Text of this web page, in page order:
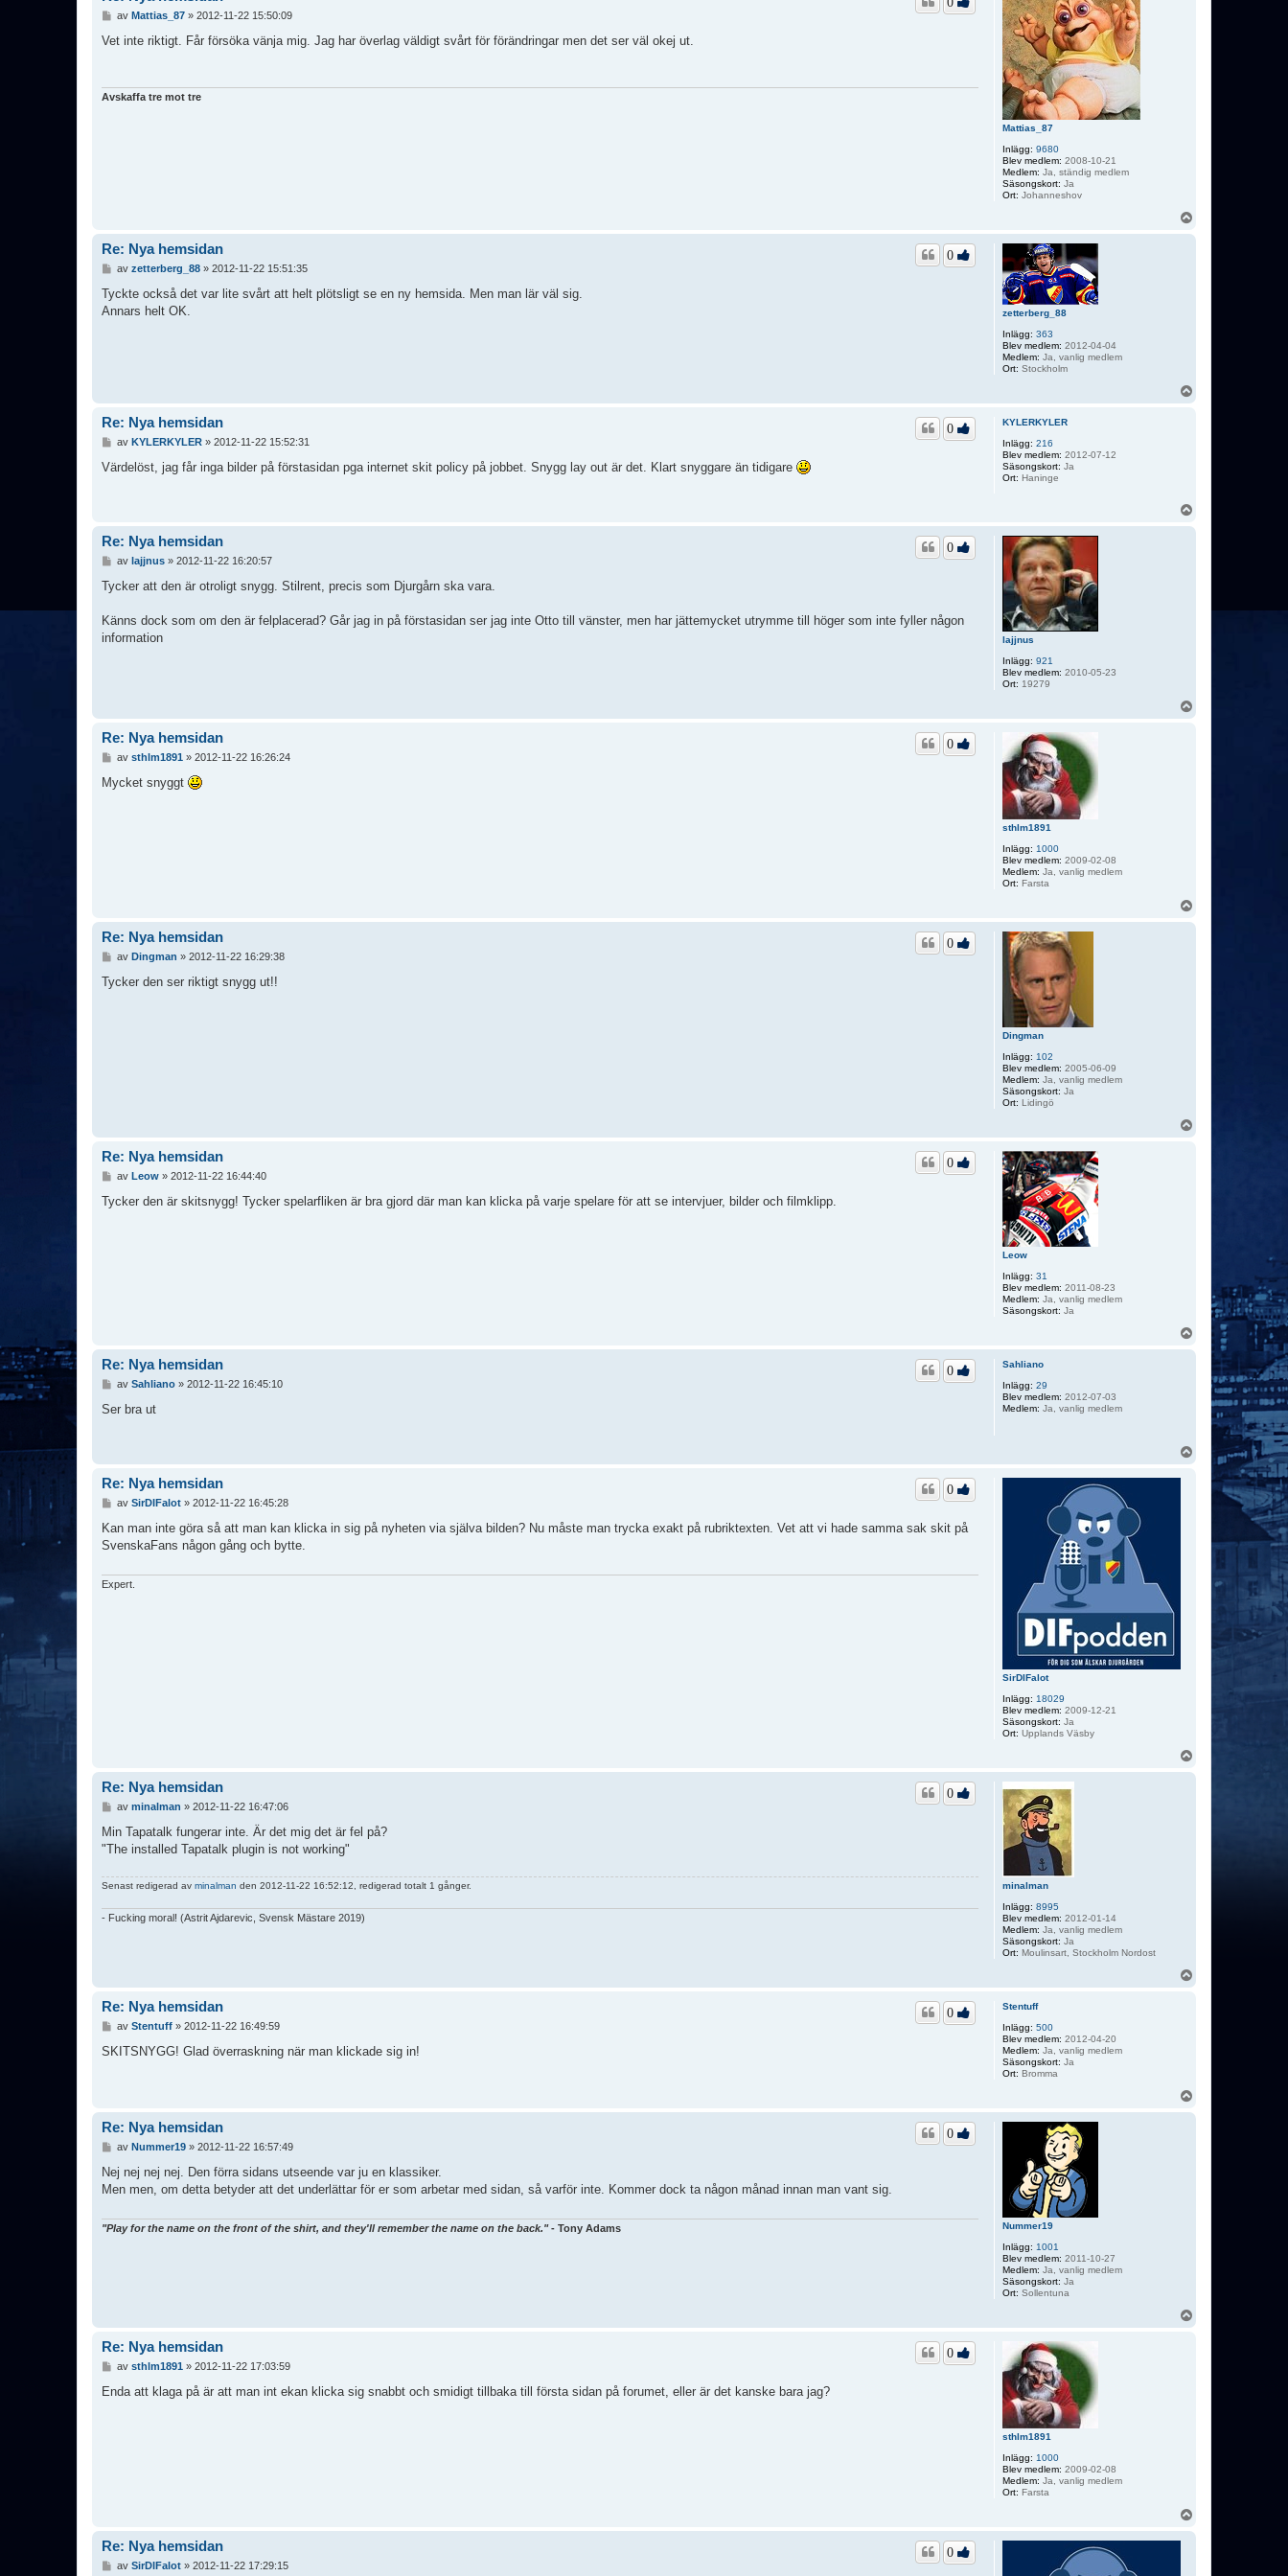
Mattias_87
Inlägg: 9680
Blev medlem: 2008-10-21
Medlem: Ja, ständig medlem
Säsongskort: Ja
Ort: Johanneshov
l
av Mattias_87» 2012-11-22 15:50:09
Vet inte riktigt. Får försöka vänja mig. Jag har överlag väldigt svårt för förändringar men det ser väl okej ut.
Avskaffa tre mot tre
zetterberg_88
Inlägg: 363
Blev medlem: 2012-04-04
Medlem: Ja, vanlig medlem
Ort: Stockholm
Re: Nya hemsidan 0
l
g
av zetterberg_88» 2012-11-22 15:51:35
Tyckte också det var lite svårt att helt plötsligt se en ny hemsida. Men man lär väl sig.
Annars helt OK.
KYLERKYLER
Inlägg: 216
Blev medlem: 2012-07-12
Säsongskort: Ja
Ort: Haninge
Re: Nya hemsidan 0
l
av KYLERKYLER» 2012-11-22 15:52:31
Värdelöst, jag får inga bilder på förstasidan pga internet skit policy på jobbet. Snygg lay out är det. Klart snyggare än tidigare
lajjnus
Inlägg: 921
Blev medlem: 2010-05-23
Ort: 19279
Re: Nya hemsidan 0
l
g
av lajjnus» 2012-11-22 16:20:57
Tycker att den är otroligt snygg. Stilrent, precis som Djurgårn ska vara.
Känns dock som om den är felplacerad? Går jag in på förstasidan ser jag inte Otto till vänster, men har jättemycket utrymme till höger som inte fyller någon
information
sthlm1891
Inlägg: 1000
Blev medlem: 2009-02-08
Medlem: Ja, vanlig medlem
Ort: Farsta
Re: Nya hemsidan 0
l
ä
av sthlm1891 » 2012-11-22 16:26:24
Mycket snyggt
Dingman
Inlägg: 102
Blev medlem: 2005-06-09
Medlem: Ja, vanlig medlem
Säsongskort: Ja
Ort: Lidingö
Re: Nya hemsidan 0
l
av Dingman » 2012-11-22 16:29:38
Tycker den ser riktigt snygg ut!!
Leow
Inlägg: 31
Blev medlem: 2011-08-23
Medlem: Ja, vanlig medlem
Säsongskort: Ja
Re: Nya hemsidan 0
l
av Leow» 2012-11-22 16:44:40
Tycker den är skitsnygg! Tycker spelarfliken är bra gjord där man kan klicka på varje spelare för att se intervjuer, bilder och filmklipp.
Sahliano
Inlägg: 29
Blev medlem: 2012-07-03
Medlem: Ja, vanlig medlem
Re: Nya hemsidan 0
l
av Sahliano» 2012-11-22 16:45:10
Ser bra ut
SirDIFalot
Inlägg: 18029
Blev medlem: 2009-12-21
Säsongskort: Ja
Ort: Upplands Väsby
Re: Nya hemsidan 0
l
g
av SirDIFalot» 2012-11-22 16:45:28
Kan man inte göra så att man kan klicka in sig på nyheten via själva bilden? Nu måste man trycka exakt på rubriktexten. Vet att vi hade samma sak skit på
SvenskaFans någon gång och bytte.
Expert.
minalman
Inlägg: 8995
Blev medlem: 2012-01-14
Medlem: Ja, vanlig medlem
Säsongskort: Ja
Ort: Moulinsart, Stockholm Nordost
Re: Nya hemsidan 0
l
ä
g
av minalman » 2012-11-22 16:47:06
Min Tapatalk fungerar inte. Är det mig det är fel på?
"The installed Tapatalk plugin is not working"
Senast redigerad av minalman den 2012-11-22 16:52:12, redigerad totalt 1 gånger.
- Fucking moral! (Astrit Ajdarevic, Svensk Mästare 2019)
Stentuff
Inlägg: 500
Blev medlem: 2012-04-20
Medlem: Ja, vanlig medlem
Säsongskort: Ja
Ort: Bromma
Re: Nya hemsidan 0
l
av Stentuff» 2012-11-22 16:49:59
SKITSNYGG! Glad överraskning när man klickade sig in!
Nummer19
Inlägg: 1001
Blev medlem: 2011-10-27
Medlem: Ja, vanlig medlem
Säsongskort: Ja
Ort: Sollentuna
Re: Nya hemsidan 0
l
ä
g
av Nummer19» 2012-11-22 16:57:49
Nej nej nej nej. Den förra sidans utseende var ju en klassiker.
Men men, om detta betyder att det underlättar för er som arbetar med sidan, så varför inte. Kommer dock ta någon månad innan man vant sig.
"Play for the name on the front of the shirt, and they'll remember the name on the back."- Tony Adams
sthlm1891
Inlägg: 1000
Blev medlem: 2009-02-08
Medlem: Ja, vanlig medlem
Ort: Farsta
Re: Nya hemsidan 0
l
av sthlm1891 » 2012-11-22 17:03:59
Enda att klaga på är att man int ekan klicka sig snabbt och smidigt tillbaka till första sidan på forumet, eller är det kanske bara jag?
Re: Nya hemsidan 0
av SirDIFalot» 2012-11-22 17:29:15